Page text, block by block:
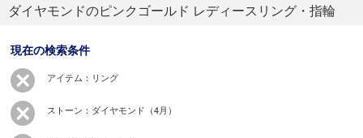
ダイヤモンドのピンクゴールド レディースリング・指輪
現在の検索条件
アイテム：リング
ストーン：ダイヤモンド（4月）